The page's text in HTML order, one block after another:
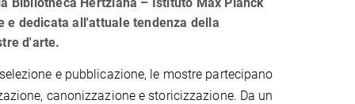
e dedicata all'attuale tendenza della
d'arte.
e pubblicazione, le mostre partecipano
canonizzazione e storicizzazione. Da un